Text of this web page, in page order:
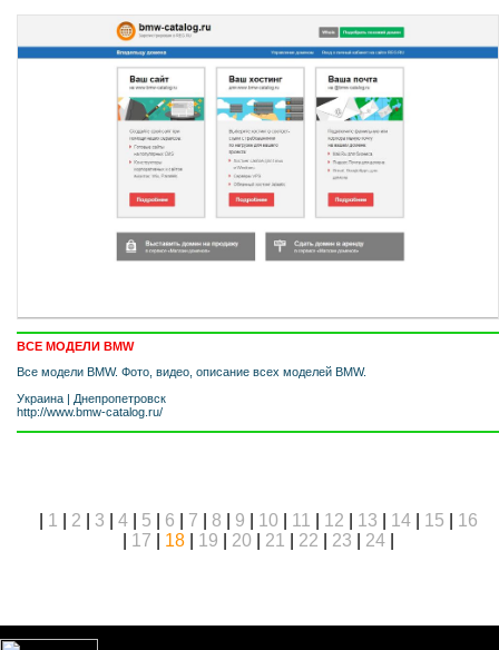
ВСЕ МОДЕЛИ BMW
Все модели BMW. Фото, видео, описание всех моделей BMW.
Украина | Днепропетровск
http://www.bmw-catalog.ru/
1 2 3 4| 5 6 7 8 9 10 11 12 13 14| 15
16
17 18| 19 20 21 22 23 24|